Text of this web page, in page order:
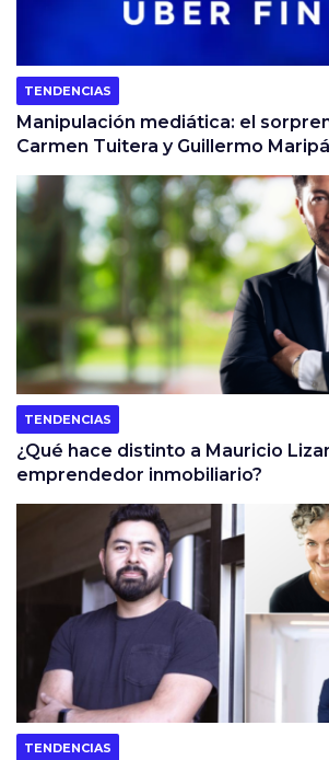
TENDENCIAS
Manipulación mediática: el
Carmen Tuitera y Guillermo
TENDENCIAS
¿Qué hace distinto a Mauricio
emprendedor inmobiliario?
TENDENCIAS